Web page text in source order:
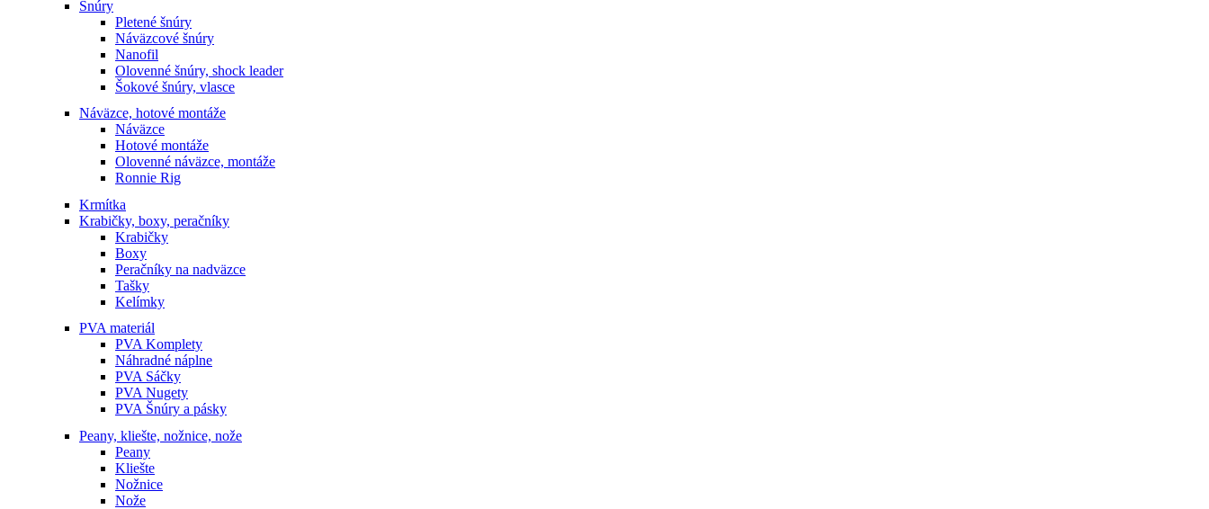
Šnúry
Pletené šnúry
Náväzcové šnúry
Nanofil
Olovenné šnúry, shock leader
Šokové šnúry, vlasce
Náväzce, hotové montáže
Náväzce
Hotové montáže
Olovenné náväzce, montáže
Ronnie Rig
Krmítka
Krabičky, boxy, peračníky
Krabičky
Boxy
Peračníky na nadväzce
Tašky
Kelímky
PVA materiál
PVA Komplety
Náhradné náplne
PVA Sáčky
PVA Nugety
PVA Šnúry a pásky
Peany, kliešte, nožnice, nože
Peany
Kliešte
Nožnice
Nože